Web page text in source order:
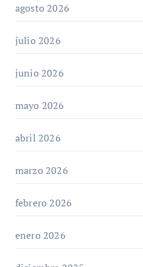
agosto 2026
julio 2026
junio 2026
mayo 2026
abril 2026
marzo 2026
febrero 2026
enero 2026